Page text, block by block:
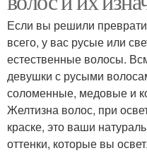
Если вы решили
всего, у вас русые или
естественные волосы.
девушки с русыми
соломенные, медовые и
Желтизна волос, при
краске, это ваши
оттенки, которые вы